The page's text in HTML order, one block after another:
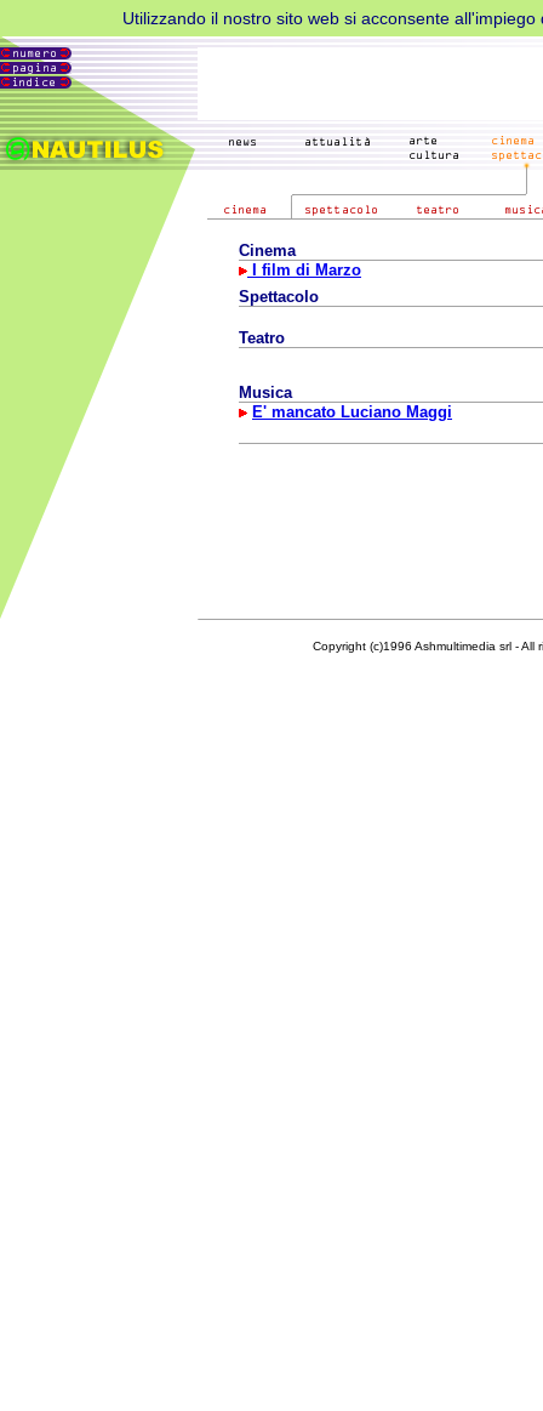
Utilizzando il nostro sito web si acconsente
Cinema
I film di Marzo
Spettacolo
Teatro
Musica
E' mancato Luciano Maggi
Copyright (c)1996 Ashmultimedia srl - All